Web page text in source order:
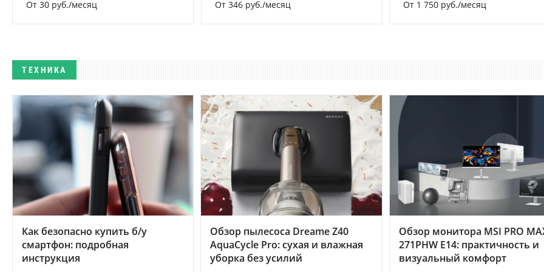
От 30 руб./месяц От 346 руб./месяц От 1 750 руб./месяц
ТЕХНИКА
Как безопасно купить б/у
смартфон: подробная
инструкция
Обзор пылесоса Dreame Z40
AquaCycle Pro: сухая и влажная
уборка без усилий
Обзор монитора MSI PRO
271PHW E14: практичность и
визуальный комфорт